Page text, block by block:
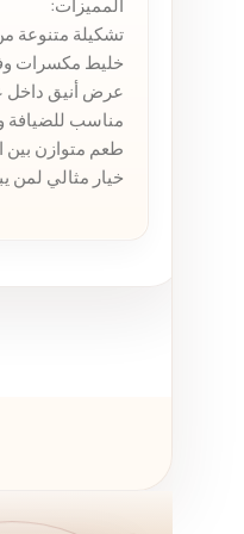
المميزات:
تشكيلة متنوعة
خليط مكسرات
عرض أنيق داخل
مناسب للضيافة
طعم متوازن بين
خيار مثالي لمن